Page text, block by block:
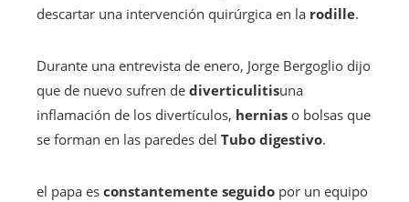
descartar una intervención quirúrgica en la rodille.
Durante una entrevista de enero, Jorge Bergoglio dijo
que de nuevo sufren de diverticulitisuna
inflamación de los divertículos, hernias o bolsas que
se forman en las paredes del Tubo digestivo.
el papa es constantemente seguido por un equipo